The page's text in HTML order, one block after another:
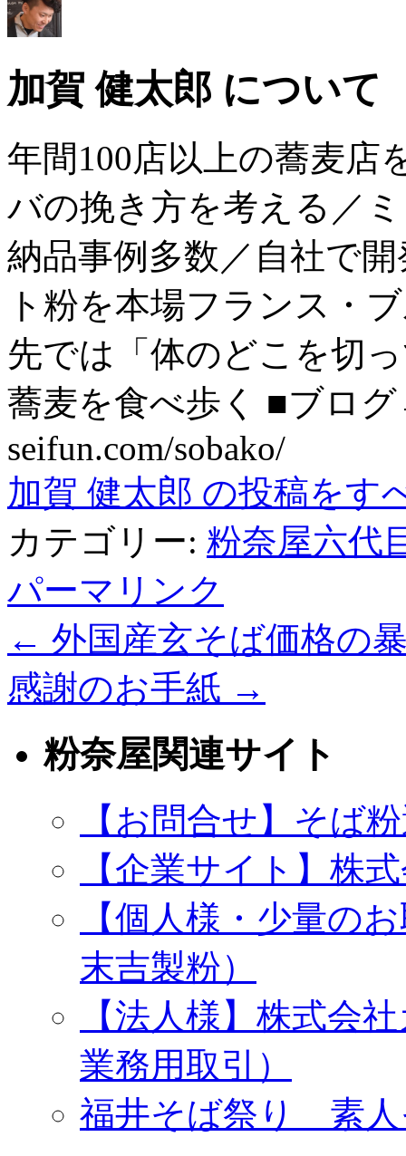
加賀 健太郎 について
年間100店以上の蕎麦店
バの挽き方を考える／
納品事例多数／自社で
ト粉を本場フランス・
先では「体のどこを切
蕎麦を食べ歩く ■ブロ
seifun.com/sobako/
加賀 健太郎 の投稿をす
カテゴリー: 粉奈屋六代
パーマリンク
← 外国産玄そば価格の
感謝のお手紙 →
粉奈屋関連サイト
【お問合せ】そば
【企業サイト】株
【個人様・少量の
末吉製粉）
【法人様】株式会
業務用取引）
福井そば祭り 素人